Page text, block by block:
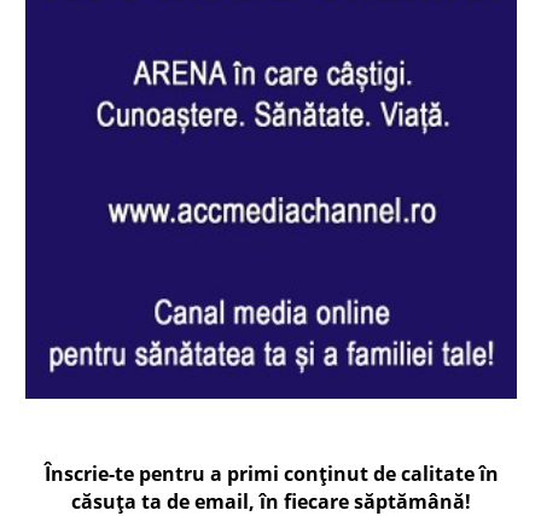
Înscrie-te pentru a primi conținut de calitate în
căsuța ta de email, în fiecaresăptămână!